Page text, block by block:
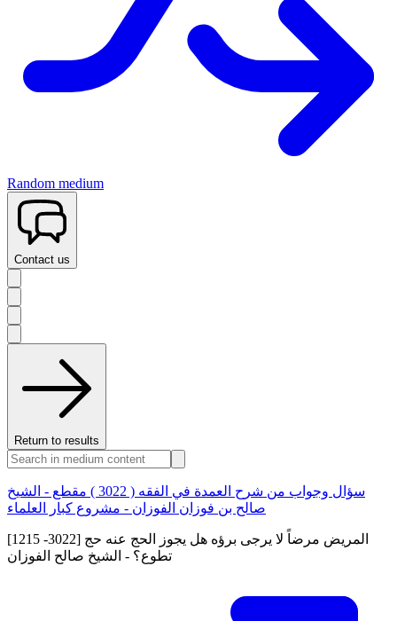
Random medium
Contact us
Return to results
سؤال وجواب من شرح العمدة في الفقه ( 3022 ) مقطع - الشيخ
صالح بن فوزان الفوزان - مشروع كبار العلماء
[1215 -3022] المريض مرضاً لا يرجى برؤه هل يجوز الحج عنه حج
تطوع؟ - الشيخ صالح الفوزان